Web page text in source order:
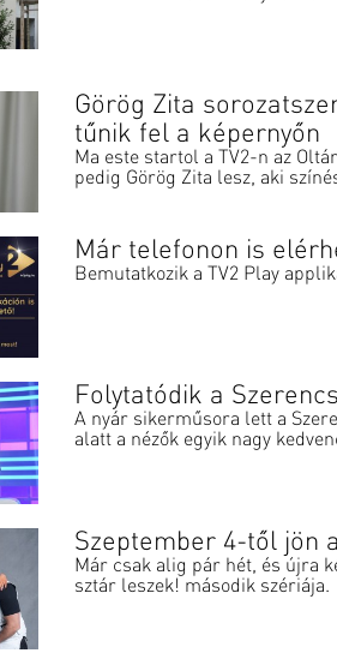
Görög Zita
tűnik fel a képernyőn
Ma este startol a TV2-n az
pedig Görög Zita lesz, aki
Már telefonon is
Bemutatkozik a TV2 Play
Folytatódik a
A nyár sikerműsora lett a
alatt a nézők egyik nagy
Szeptember 4-től jön
Már csak alig pár hét, és újra
sztár leszek! második szériája.